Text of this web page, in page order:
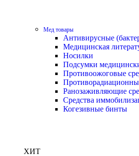
Мед товары
Антивирусные
Медицинская
Носилки
Подсумки
Противоожоговые
Ранозаживляющие
Средства
Когезивные бинты
ХИТ